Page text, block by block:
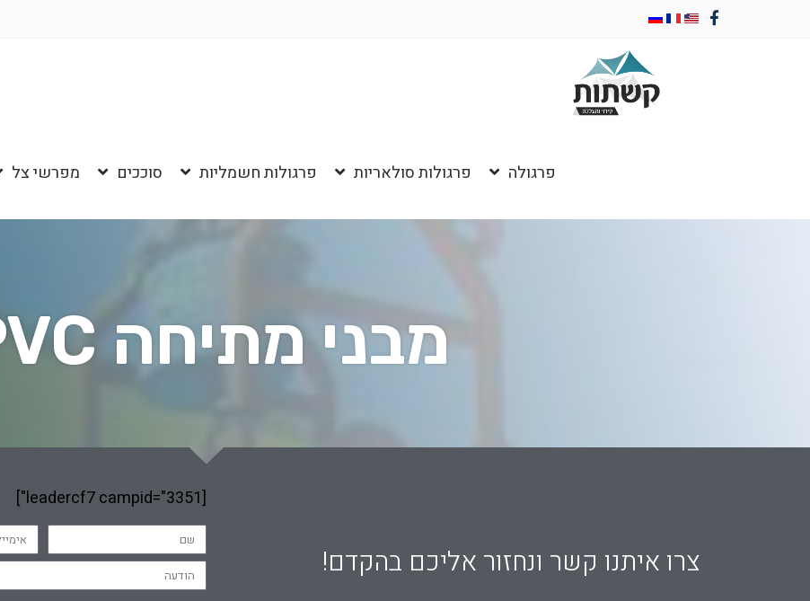
פרגולה פרגולות סולאריות פרגולות חשמליות סוככים מפרשי צל
מבני מתיחה PVC
צרו איתנו קשר ונחזור אליכם בהקדם!
[leadercf7 campid="3351"]